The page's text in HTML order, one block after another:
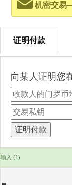
机密交易
证明付款
向某人证明您
输入 (1)